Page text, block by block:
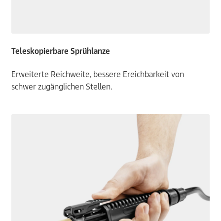
Teleskopierbare Sprühlanze
Erweiterte Reichweite, bessere Ereichbarkeit von
schwer zugänglichen Stellen.